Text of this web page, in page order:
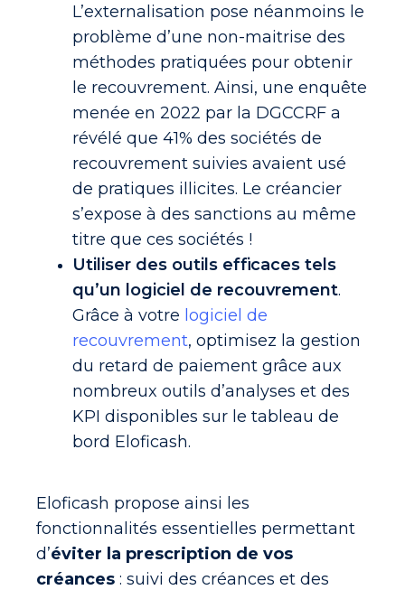
L’externalisation pose néanmoins le
problème d’une non-maitrise des
méthodes pratiquées pour obtenir
le recouvrement. Ainsi, une enquête
menée en 2022 par la DGCCRF a
révélé que 41% des sociétés de
recouvrement suivies avaient usé
de pratiques illicites. Le créancier
s’expose à des sanctions au même
titre que ces sociétés !
Utiliser des outils efficaces tels
qu’un logiciel de recouvrement.
Grâce à votre logiciel de
recouvrement, optimisez la gestion
du retard de paiement grâce aux
nombreux outils d’analyses et des
KPI disponibles sur le tableau de
bord Eloficash.
Eloficash propose ainsi les
fonctionnalités essentielles permettant
d’éviter la prescription de vos
créances : suivi des créances et des